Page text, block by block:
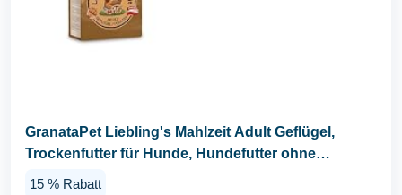
GranataPet Liebling's Mahlzeit Adult Geflügel,
Trockenfutter für Hunde, Hundefutter ohne
15 % Rabatt